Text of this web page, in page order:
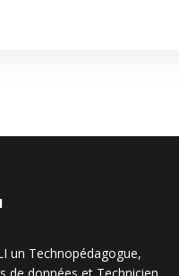
un Technopédagogue,
de données et Technicien